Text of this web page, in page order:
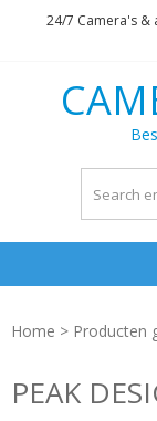
24/7 Camera's &
Home > Producten
PEAK